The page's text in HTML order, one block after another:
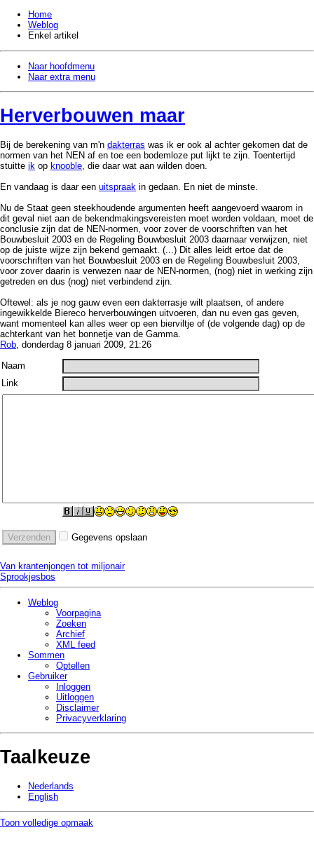
Home
Weblog
Enkel artikel
Naar hoofdmenu
Naar extra menu
Herverbouwen maar
Bij de berekening van m'n dakterras was ik er ook al achter gekomen dat de
normen van het NEN af en toe een bodemloze put lijkt te zijn. Toentertijd
stuitte ik op knooble, die daar wat aan wilden doen.
En vandaag is daar een uitspraak in gedaan. En niet de minste.
Nu de Staat geen steekhoudende argumenten heeft aangevoerd waarom in
dit geval niet aan de bekendmakingsvereisten moet worden voldaan, moet de
conclusie zijn dat de NEN-normen, voor zover de voorschriften van het
Bouwbesluit 2003 en de Regeling Bouwbesluit 2003 daarnaar verwijzen, niet
op de juiste wijze zijn bekend gemaakt. (...) Dit alles leidt ertoe dat de
voorschriften van het Bouwbesluit 2003 en de Regeling Bouwbesluit 2003,
voor zover daarin is verwezen naar de NEN-normen, (nog) niet in werking zijn
getreden en dus (nog) niet verbindend zijn.
Oftewel: als je nog gauw even een dakterrasje wilt plaatsen, of andere
ingewikkelde Biereco herverbouwingen uitvoeren, dan nu even gas geven,
want momenteel kan alles weer op een bierviltje of (de volgende dag) op de
achterkant van het bonnetje van de Gamma.
Rob, donderdag 8 januari 2009, 21:26
Naam
Link
Gegevens opslaan
Van krantenjongen tot miljonair
Sprookjesbos
Weblog
Voorpagina
Zoeken
Archief
XML feed
Sommen
Optellen
Gebruiker
Inloggen
Uitloggen
Disclaimer
Privacy­verklaring
Taalkeuze
Nederlands
English
Toon volledige opmaak